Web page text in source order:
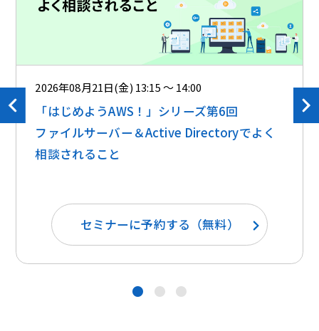
2026年08月21日(金) 13:15 ～ 14:00
「はじめようAWS！」シリーズ第6回
ファイルサーバー＆Active Directoryでよく
相談されること
セミナーに予約する（無料）
● ● ●